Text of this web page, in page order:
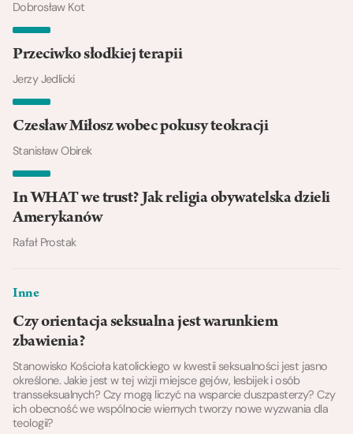
Dobrosław Kot
Przeciwko słodkiej terapii
Jerzy Jedlicki
Czesław Miłosz wobec pokusy teokracji
Stanisław Obirek
In WHAT we trust? Jak religia obywatelska dzieli
Amerykanów
Rafał Prostak
Inne
Czy orientacja seksualna jest warunkiem
zbawienia?
Stanowisko Kościoła katolickiego w kwestii seksualności jest jasno
określone. Jakie jest w tej wizji miejsce gejów, lesbijek i osób
transseksualnych? Czy mogą liczyć na wsparcie duszpasterzy? Czy
ich obecność we wspólnocie wiernych tworzy nowe wyzwania dla
teologii?